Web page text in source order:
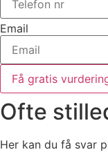
Email
Få gratis
Ofte
Her kan du få svar